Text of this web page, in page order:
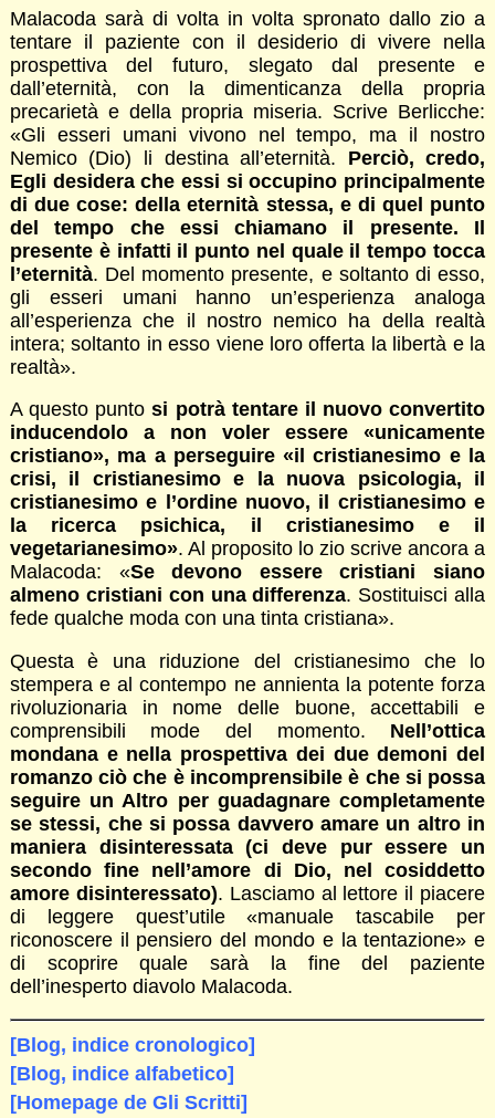
Malacoda sarà di volta in volta spronato dallo zio a
tentare il paziente con il desiderio di vivere nella
prospettiva del futuro, slegato dal presente e
dall’eternità, con la dimenticanza della propria
precarietà e della propria miseria. Scrive Berlicche:
«Gli esseri umani vivono nel tempo, ma il nostro
Nemico (Dio) li destina all’eternità. Perciò, credo,
Egli desidera che essi si occupino principalmente
di due cose: della eternità stessa, e di quel punto
del tempo che essi chiamano il presente. Il
presente è infatti il punto nel quale il tempo tocca
l’eternità. Del momento presente, e soltanto di esso,
gli esseri umani hanno un’esperienza analoga
all’esperienza che il nostro nemico ha della realtà
intera; soltanto in esso viene loro offerta la libertà e la
realtà».
A questo puntosi potrà tentare il nuovo convertito
inducendolo a non voler essere «unicamente
cristiano», ma a perseguire «il cristianesimo e la
crisi, il cristianesimo e la nuova psicologia, il
cristianesimo e l’ordine nuovo, il cristianesimo e
la ricerca psichica, il cristianesimo e il
vegetarianesimo». Al proposito lo zio scrive ancora a
Malacoda: «Se devono essere cristiani siano
almeno cristiani con una differenza. Sostituisci alla
fede qualche moda con una tinta cristiana».
Questa è una riduzione del cristianesimo che lo
stempera e al contempo ne annienta la potente forza
rivoluzionaria in nome delle buone, accettabili e
comprensibili mode del momento. Nell’ottica
mondana e nella prospettiva dei due demoni del
romanzo ciò che è incomprensibile è che si possa
seguire un Altro per guadagnare completamente
se stessi, che si possa davvero amare un altro in
maniera disinteressata (ci deve pur essere un
secondo fine nell’amore di Dio, nel cosiddetto
amore disinteressato). Lasciamo al lettore il piacere
di leggere quest’utile «manuale tascabile per
riconoscere il pensiero del mondo e la tentazione» e
di scoprire quale sarà la fine del paziente
dell’inesperto diavolo Malacoda.
[Blog, indice cronologico]
[Blog, indice alfabetico]
[Homepage de Gli Scritti]